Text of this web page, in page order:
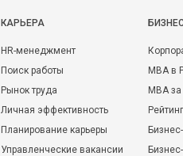
КАРЬЕРА
HR-менеджмент
Поиск работы
Рынок труда
Личная эффективность
Планирование карьеры
Управленческие вакансии
MBA в
MBA